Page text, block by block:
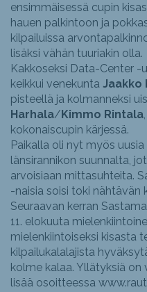
ensimmäisessä cupin
hauen palkintoon ja
kilpailuissa
lisäksi vähän tuuriakin olla.
Kakkoseksi Data-Center
keikkui venekunta Jaakko
pisteellä ja kolmanneksi
Harhala/Kimmo Rintala
kokonaiscupin kärjessä.
Paikalla oli nyt myös
länsirannikon suunnalta,
arvoisiaan mittasuhteita.
-naisia soisi toki nähtävän
Seuraavan kerran
11. elokuuta
mielenkiintoiseksi kisasta
kilpailukalalajista
kolme kalaa. Yllätyksiä on
lisää osoitteessa